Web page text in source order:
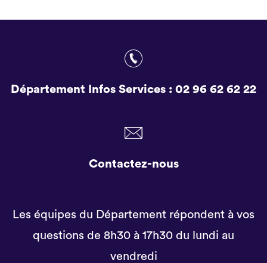
Département Infos Services : 02 96 62 62 22
Contactez-nous
Les équipes du Département répondent à vos
questions de 8h30 à 17h30 du lundi au
vendredi